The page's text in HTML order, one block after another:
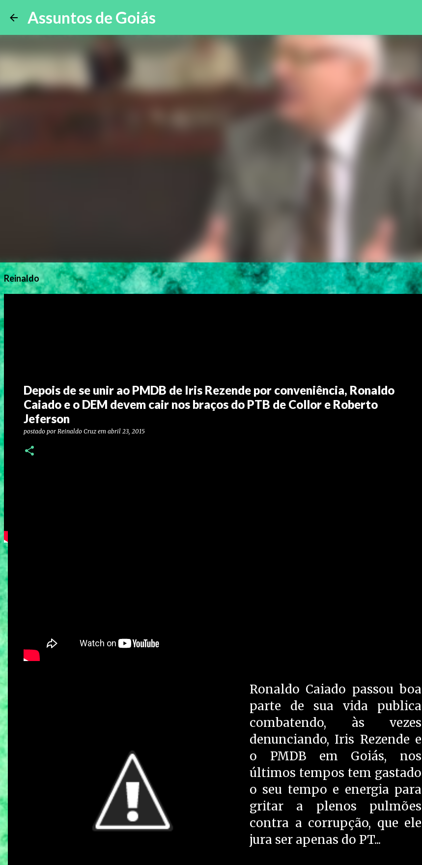
Assuntos de Goiás
Reinaldo
Depois de se unir ao PMDB de Iris Rezende por conveniência, Ronaldo
Caiado e o DEM devem cair nos braços do PTB de Collor e Roberto
Jeferson
postado por Reinaldo Cruz em abril 23, 2015
Ronaldo Caiado passou boa
parte de sua vida publica
combatendo, às vezes
denunciando, Iris Rezende e
o PMDB em Goiás, nos
últimos tempos tem gastado
o seu tempo e energia para
gritar a plenos pulmões
contra a corrupção, que ele
jura ser apenas do PT...